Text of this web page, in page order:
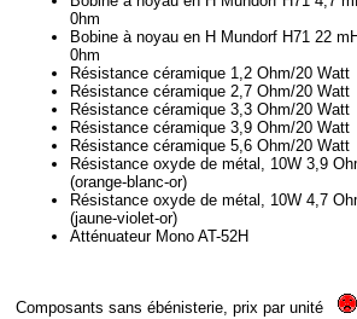
0hm
Bobine à noyau en H Mundorf H71 22
0hm
Résistance céramique 1,2 Ohm/20 Watt
Résistance céramique 2,7 Ohm/20 Watt
Résistance céramique 3,3 Ohm/20 Watt
Résistance céramique 3,9 Ohm/20 Watt
Résistance céramique 5,6 Ohm/20 Watt
Résistance oxyde de métal, 10W 3,9
(orange-blanc-or)
Résistance oxyde de métal, 10W 4,7
(jaune-violet-or)
Atténuateur Mono AT-52H
Composants sans ébénisterie, prix par unité